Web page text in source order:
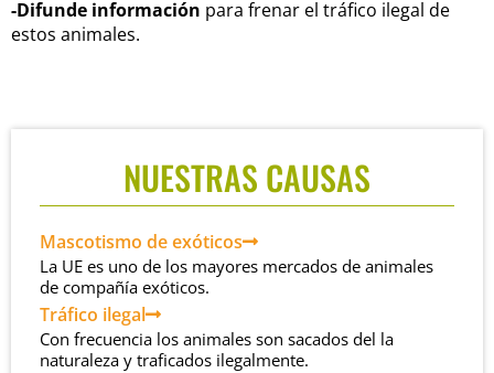
-Difunde información para frenar el tráfico ilegal de
estos animales.
NUESTRAS CAUSAS
Mascotismo de exóticos
La UE es uno de los mayores mercados de animales
de compañía exóticos.
Tráfico ilegal
Con frecuencia los animales son sacados del la
naturaleza y traficados ilegalmente.